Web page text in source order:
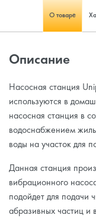
О товаре
Описание
Насосная станция
используются в
насосная станция в
водоснабжением
воды на участок для
Данная станция
вибрационного
подойдет для подачи
абразивных частиц и